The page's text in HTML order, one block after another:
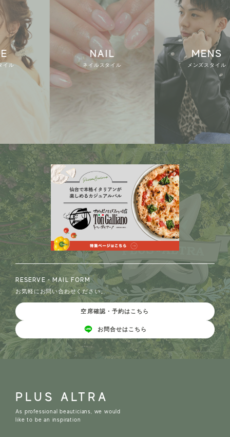
NAIL
ネイルスタイル
MENS
メンズスタイル
PLUS ALTRA
As professional beauticians, we would
like to be an inspiration
RESERVE・MAIL FORM
お気軽にお問い合わせください。
空席確認・予約はこちら
お問合せはこちら